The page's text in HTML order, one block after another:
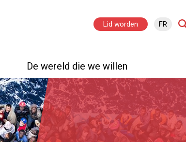
Lid worden FR
De wereld die we willen